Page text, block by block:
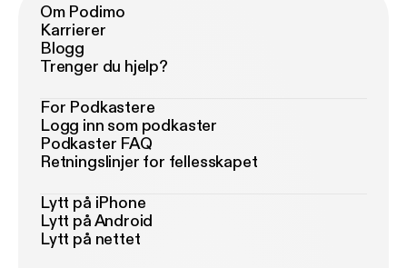
Om Podimo
Karrierer
Blogg
Trenger du hjelp?
For Podkastere
Logg inn som podkaster
Podkaster FAQ
Retningslinjer for fellesskapet
Lytt på iPhone
Lytt på Android
Lytt på nettet